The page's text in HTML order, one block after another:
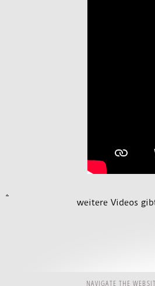
.
weitere Videos gibt es
NAVIGATE THE